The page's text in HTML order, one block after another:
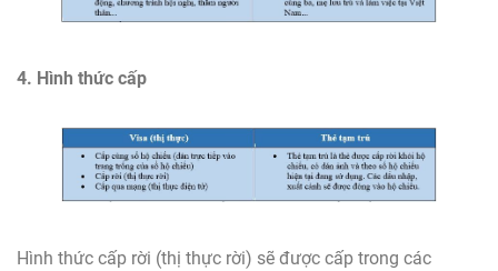
4. Hình thức cấp
Hình thức cấp rời (thị thực rời) sẽ được cấp trong các